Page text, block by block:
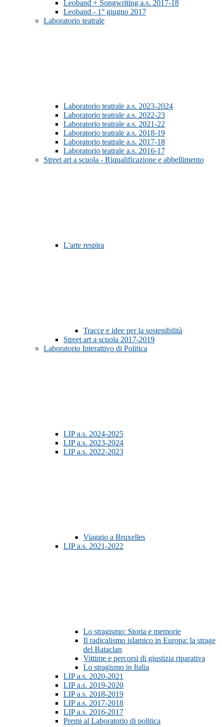
Leoband + Songwriting a.s. 2017-18
Leoband - 1° giugno 2017
Laboratorio teatrale
Laboratorio teatrale a.s. 2023-2024
Laboratorio teatrale a.s. 2022-23
Laboratorio teatrale a.s. 2021-22
Laboratorio teatrale a.s. 2018-19
Laboratorio teatrale a.s. 2017-18
Laboratorio teatrale a.s. 2016-17
Street art a scuola - Riqualificazione e abbellimento
L'arte respira
Tracce e idee per la sostenibilità
Street art a scuola 2017-2019
Laboratorio Interattivo di Politica
LIP a.s. 2024-2025
LIP a.s. 2023-2024
LIP a.s. 2022-2023
Viaggio a Bruxelles
LIP a.s. 2021-2022
Lo stragismo: Storia e memorie
Il radicalismo islamico in Europa: la strage
del Bataclan
Vittime e percorsi di giustizia riparativa
Lo stragismo in Italia
LIP a.s. 2020-2021
LIP a.s. 2019-2020
LIP a.s. 2018-2019
LIP a.s. 2017-2018
LIP a.s. 2016-2017
Premi al Laboratorio di politica